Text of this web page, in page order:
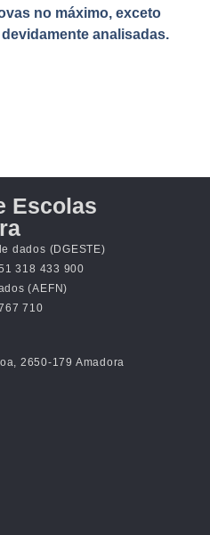
no máximo, exceto
analisadas.
Escolas
dados (DGESTE)
318 433 900
(AEFN)
710
2650-179 Amadora